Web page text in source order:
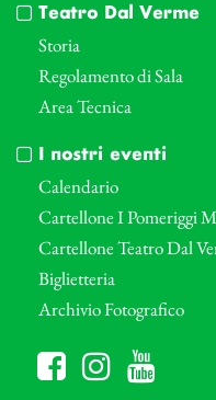
Teatro Dal Verme
Storia
Regolamento di Sala
Area Tecnica
I nostri eventi
Calendario
Cartellone I Pomeriggi
Cartellone Teatro Dal
Biglietteria
Archivio Fotografico